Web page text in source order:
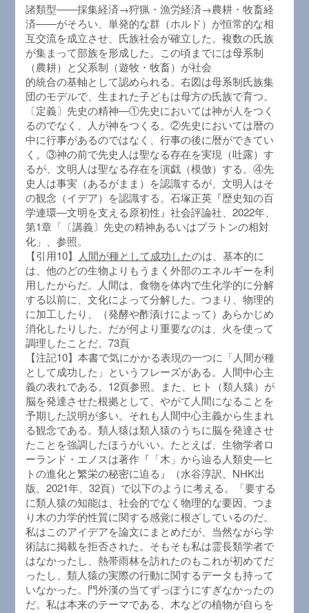
諸類型――採集経済→狩猟・漁労経済→農耕・牧畜経
済――がそろい、単発的な群（ホルド）が恒常的な相
互交流を成立させ、氏族社会が確立した。複数の氏族
が集まって部族を形成した。この頃までには母系制
（農耕）と父系制（遊牧・牧畜）が社会
的統合の基軸として認められる。右図は母系制氏族集
団のモデルで、生まれた子どもは母方の氏族で育つ。
〔定義〕先史の精神―①先史においては神が人をつく
るのでなく、人が神をつくる。②先史においては暦の
中に行事があるのではなく、行事の後に暦ができてい
く。③神の前で先史人は聖なる存在を実現（吐露）す
るが、文明人は聖なる存在を演戯（模倣）する。④先
史人は事実（あるがまま）を認識するが、文明人はそ
の観念（イデア）を認識する。石塚正英『歴史知の百
学連環―文明を支える原初性』社会評論社、2022年、
第1章「〔講義〕先史の精神あるいはプラトンの相対
化」、参照。
【引用10】 人間が種として成功したのは、基本的に
は、他のどの生物よりもうまく外部のエネルギーを利
用したからだ。人間は、食物を体内で生化学的に分解
する以前に、文化によって分解した。つまり、物理的
に加工したり、（発酵や酢漬けによって）あらかじめ
消化したりした。だが何より重要なのは、火を使って
調理したことだ。73頁
【注記10】本書で気にかかる表現の一つに「人間が種
として成功した」というフレーズがある。人間中心主
義の表れである。12頁参照。また、ヒト（類人猿）が
脳を発達させた根拠として、やがて人間になることを
予期した説明が多い。それも人間中心主義から生まれ
る観念である。類人猿は類人猿のうちに脳を発達させ
たことを強調したほうがいい。たとえば、生物学者ロ
ーランド・エノスは著作『「木」から辿る人類史―ヒ
トの進化と繁栄の秘密に迫る』（水谷淳訳、NHK出
版、2021年、32頁）で以下のように考える。「要する
に類人猿の知能は、社会的でなく物理的な要因、つま
り木の力学的性質に関する感覚に根ざしているのだ。
私はこのアイデアを論文にまとめだが、当然ながら学
術誌に掲載を拒否された。そもそも私は霊長類学者で
はなかったし、熱帯雨林を訪れたのもこれが初めてだ
ったし、類人猿の実際の行動に関するデータも持って
いなかった。門外漢の当てずっぽうにすぎなかったの
だ。私は本来のテーマである、木などの植物が自らを